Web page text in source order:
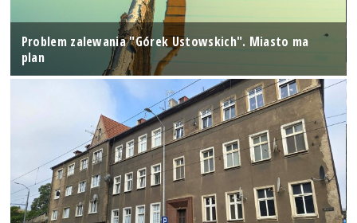
Problem zalewania "Górek Ustowskich". Miasto ma
plan